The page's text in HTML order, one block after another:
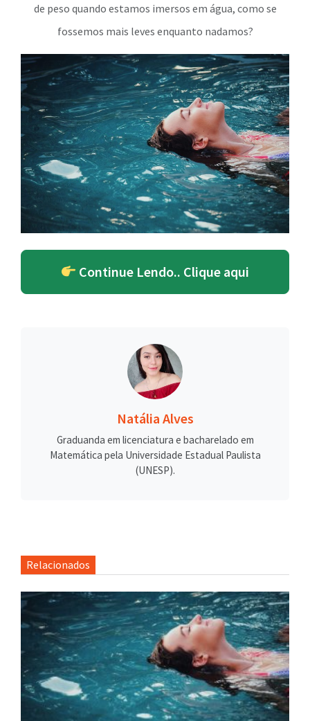
de peso quando estamos imersos em água, como se
fossemos mais leves enquanto nadamos?
Continue Lendo.. Clique aqui
Natália Alves
Graduanda em licenciatura e bacharelado em
Matemática pela Universidade Estadual Paulista
(UNESP).
Relacionados